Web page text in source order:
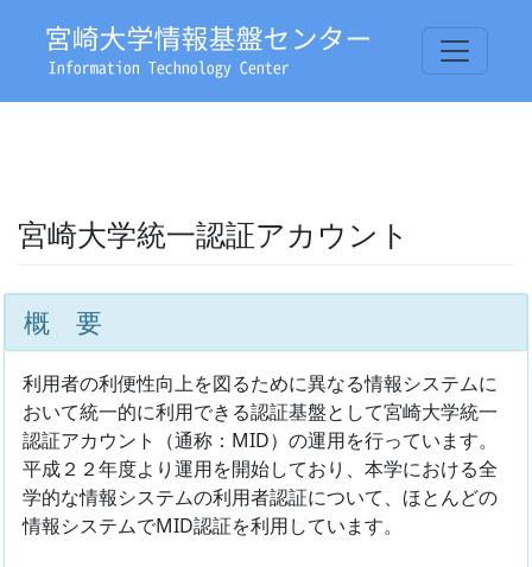
宮崎大学統一認証アカウント
概 要
利用者の利便性向上を図るために異なる情報システムに
おいて統一的に利用できる認証基盤として宮崎大学統一
認証アカウント（通称：MID）の運用を行っています。
平成２２年度より運用を開始しており、本学における全
学的な情報システムの利用者認証について、ほとんどの
情報システムでMID認証を利用しています。